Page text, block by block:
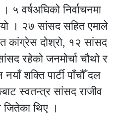
वर्षअघिको निर्वाचनमा
। २७ सांसद सहित एमाले
कांग्रेस दोश्रो, १२ सांसद
रहेको जनमोर्चा चौथो र
शक्ति पार्टी पाँचौँ दल
स्वतन्त्र सांसद राजीव
थिए ।